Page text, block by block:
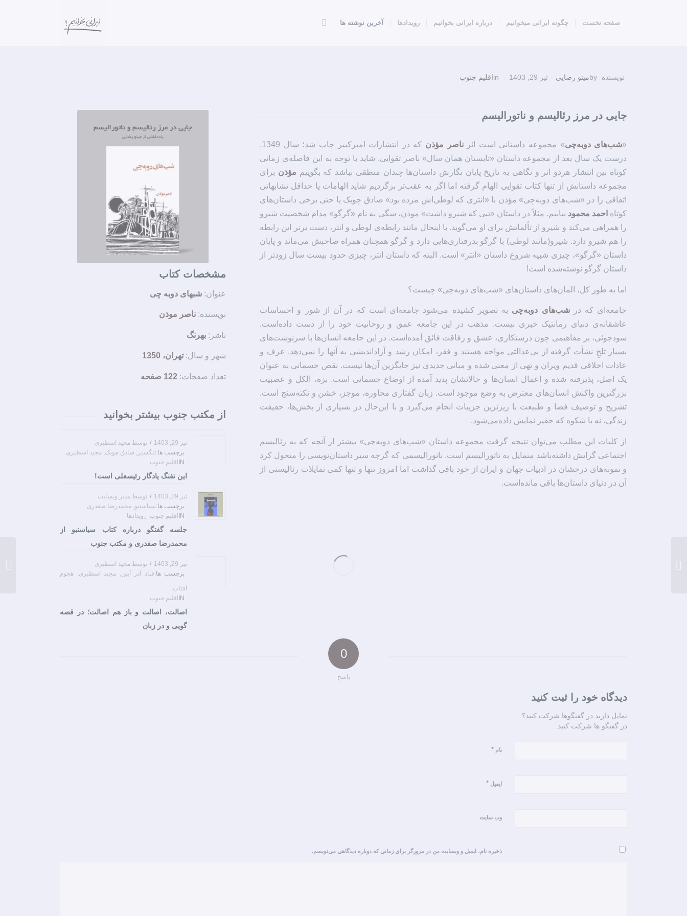
صفحه نخست چگونه ایرانی میخوانیم درباره ایرانی بخوانیم رویدادها آخرین نوشته ها
نویسنده byمینو رضایی - تیر 29, 1403 -
inاقلیم جنوب
جایی در مرز رئالیسم و ناتورالیسم
«شب‌های دوبه‌چی» مجموعه داستانی است اثرناصر مؤذن
که در انتشارات امیرکبیر چاپ شد؛ سال 1349.
درست یک سال بعد از مجموعه داستان «تابستان همان سال» ناصر تقوایی. شاید با توجه به این فاصله‌ی زمانی
کوتاه بین انتشار هردو اثر و نگاهی به تاریخ پایان نگارش داستان‌ها چندان منطقی نباشد که بگوییم مؤذن برای
مجموعه داستانش از تنها کتاب تقوایی الهام گرفته اما اگر به عقب‌تر برگردیم شاید الهامات یا حداقل تشابهاتی
اتفاقی را در «شب‌های دوبه‌چی» مؤذن با «انتری که لوطی‌اش مرده بود» صادق چوبک یا حتی برخی داستان‌های
کوتاه احمد محمود بیابیم. مثلاً در داستان «تبی که شیرو داشت» موذن، سگی به نام «گرگو» مدام شخصیت شیرو
را همراهی می‌کند و شیرو از تألماتش برای او می‌گوید. با اینحال مانند رابطه‌ی لوطی و انتر، دست برتر این رابطه
را هم شیرو دارد. شیرو(مانند لوطی) با گرگو بدرفتاری‌هایی دارد و گرگو همچنان همراه صاحبش می‌ماند و پایان
داستان «گرگو»، چیزی شبیه شروع داستان «انتر» است. البته که داستان انتر، چیزی حدود بیست سال زودتر از
داستان گرگو نوشته‌شده است!
اما به طور کل، المان‌های داستان‌های‌ «شب‌های دوبه‌چی» چیست؟
جامعه‌ای که در شب‌های دوبه‌چی به تصویر کشیده می‌شود جامعه‌ای است که در آن از شور و احساسات
عاشقانه‌ی دنیای رمانتیک خبری نیست. مذهب در این جامعه عمق و روحانیت خود را از دست داده‌است.
سودجوئی، بر مفاهیمی چون درستکاری، عشق و رفاقت فائق آمده‌است. در این جامعه انسان‌ها با سرنوشت‌های
بسیار تلخِ نشأت گرفته از بی‌عدالتی مواجه هستند و فقر، امکان رشد و آزاداندیشی به آنها را نمی‌دهد. عرف و
عادات اخلاقی قدیم ویران و تهی از معنی شده و مبانی جدیدی نیز جایگزین آن‌ها نیست. نقص جسمانی به عنوان
یک اصل، پذیرفته شده و اعمال انسان‌ها و حالاتشان پدید آمده از اوضاع جسمانی است. بزه، الکل و عصبیت
بزرگترین واکنش انسان‌های معترض به وضع موجود است. زبان گفتاری محاوره، موجز، خشن و نکته‌سنج است.
تشریح و توصیف فضا و طبیعت با ریزترین جزییات انجام می‌گیرد و با این‌حال در بسیاری از بخش‌ها، حقیقت
زندگی، نه با شکوه که حقیر نمایش داده‌می‌شود.
از کلیات این مطلب می‌توان نتیجه گرفت مجموعه داستان «شب‌های دوبه‌چی» بیشتر از آنچه که به رئالیسم
اجتماعی گرایش داشته‌باشد متمایل به ناتورالیسم است. ناتورالیسمی که گرچه سیر داستان‌نویسی را متحول کرد
و نمونه‌های درخشان در ادبیات جهان و ایران از خود باقی گذاشت اما امروز تنها و تنها کمی تمایلات رئالیستی از
آن در دنیای داستان‌ها باقی مانده‌است.
مشخصات کتاب
عنوان: شبهای دوبه چی
نویسنده: ناصر موذن
ناشر: بهرنگ
شهر و سال:تهران، 1350
تعداد صفحات: 122 صفحه
از مکتب جنوب بیشتر بخوانید
تیر 29, 1403 / توسط مجید اسطیری
IN اقلیم جنوب
برچسب ها:تنگسیر , صادق چوبک, مجید اسطیری
این تفنگ یادگار رئیسعلی است!
تیر 29, 1403 / توسط مدیر وبسایت
IN اقلیم جنوب, رویدادها
برچسب ها:سیاسنبو, محمدرضا صفدری
جلسه گفتگو درباره کتاب سیاسنبو از
محمدرضا صفدری و مکتب جنوب
تیر 29, 1403 / توسط مجید اسطیری
IN اقلیم جنوب
برچسب ها:قباد آذر آیین, مجید اسطیری, هجوم
آفتاب
اصالت، اصالت و باز هم اصالت؛ در قصه
گویی و در زبان
0
پاسخ
دیدگاه خود را ثبت کنید
تمایل دارید در گفتگوها شرکت کنید؟
در گفتگو ها شرکت کنید.
نام*
ایمیل*
وب‌ سایت
ذخیره نام، ایمیل و وبسایت من در مرورگر برای زمانی که دوباره دیدگاهی می‌نویسم.